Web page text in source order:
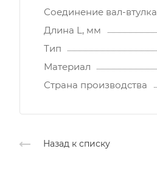
Соединение вал-втулка
Длина L, мм
Тип
Материал
Страна производства
Назад к списку